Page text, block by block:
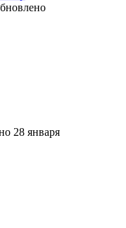
28 января